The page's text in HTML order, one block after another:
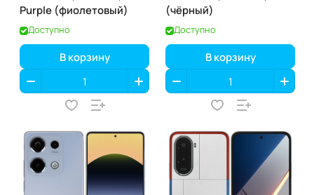
Purple (фиолетовый)
Доступно
В корзину
(чёрный)
Доступно
В корзину